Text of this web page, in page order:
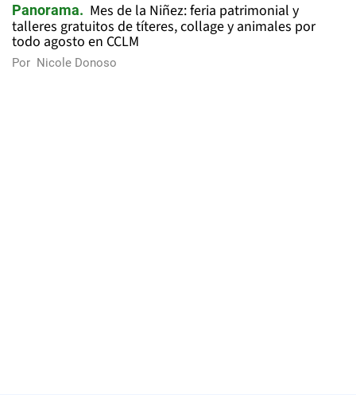
Panorama
Mes de la Niñez: feria patrimonial y
talleres gratuitos de títeres, collage y animales por
todo agosto en CCLM
Por Nicole Donoso